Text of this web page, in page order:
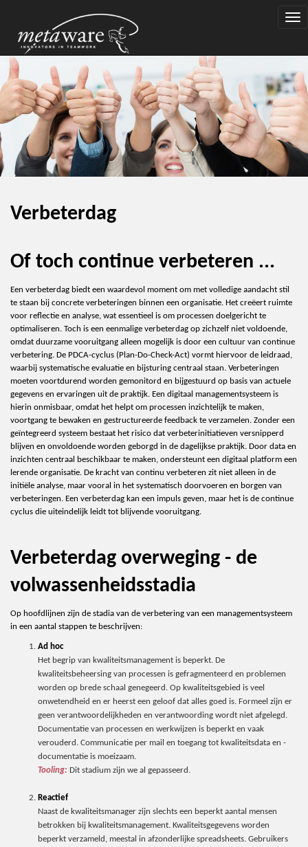
Verbeterdag
Of toch continue verbeteren ...
Een verbeterdag biedt een waardevol moment om met volledige aandacht stil
te staan bij concrete verbeteringen binnen een organisatie. Het creëert ruimte
voor reflectie en analyse, wat essentieel is om processen doelgericht te
optimaliseren. Toch is een eenmalige verbeterdag op zichzelf niet voldoende,
omdat duurzame vooruitgang alleen mogelijk is door een cultuur van continue
verbetering. De PDCA-cyclus (Plan-Do-Check-Act) vormt hiervoor de leidraad,
waarbij systematische evaluatie en bijsturing centraal staan. Verbeteringen
moeten voortdurend worden gemonitord en bijgestuurd op basis van actuele
gegevens en ervaringen uit de praktijk. Een digitaal managementsysteem is
hierin onmisbaar, omdat het helpt om processen inzichtelijk te maken,
voortgang te bewaken en gestructureerde feedback te verzamelen. Zonder een
geïntegreerd systeem bestaat het risico dat verbeterinitiatieven versnipperd
blijven en onvoldoende worden geborgd in de dagelijkse praktijk. Door data en
inzichten centraal beschikbaar te maken, ondersteunt een digitaal platform een
lerende organisatie. De kracht van continu verbeteren zit niet alleen in de
initiële analyse, maar vooral in het systematisch doorvoeren en borgen van
verbeteringen. Een verbeterdag kan een impuls geven, maar het is de continue
cyclus die uiteindelijk leidt tot blijvende vooruitgang.
Verbeterdag overweging - de
volwassenheidsstadia
Op hoofdlijnen zijn de stadia van de verbetering van een managementsysteem
in een aantal stappen te beschrijven:
Ad hoc
Het begrip van kwaliteitsmanagement is beperkt. De
kwaliteitsbeheersing van processen is gefragmenteerd en problemen
worden op brede schaal genegeerd. Op kwaliteitsgebied is veel
onwetendheid en er heerst een geloof dat alles goed is. Formeel zijn er
geen verantwoordelijkheden en verantwoording wordt niet afgelegd.
Documentatie van processen en werkwijzen is beperkt en vaak
verouderd. Communicatie per mail en toegang tot kwaliteitsdata en -
documentatie is moeizaam.
Tooling: Dit stadium zijn we al gepasseerd.
Reactief
Naast de kwaliteitsmanager zijn slechts een beperkt aantal mensen
betrokken bij kwaliteitsmanagement. Kwaliteitsgegevens worden
beperkt verzameld, meestal in afzonderlijke spreadsheets. Gebruikers